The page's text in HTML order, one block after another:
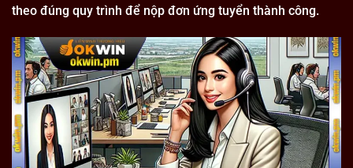
theo đúng quy trình để nộp đơn ứng tuyển thành công.